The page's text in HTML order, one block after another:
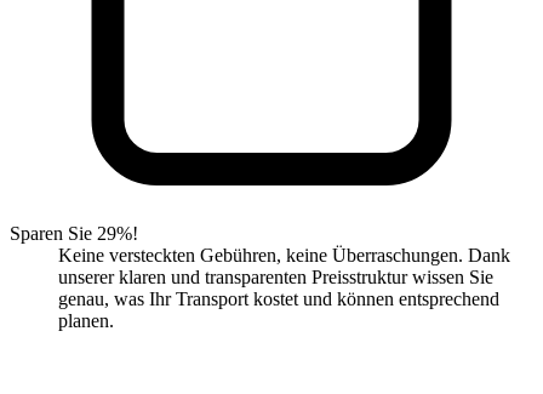
Sparen Sie 29%!
Keine versteckten Gebühren, keine Überraschungen. Dank
unserer klaren und transparenten Preisstruktur wissen Sie
genau, was Ihr Transport kostet und können entsprechend
planen.